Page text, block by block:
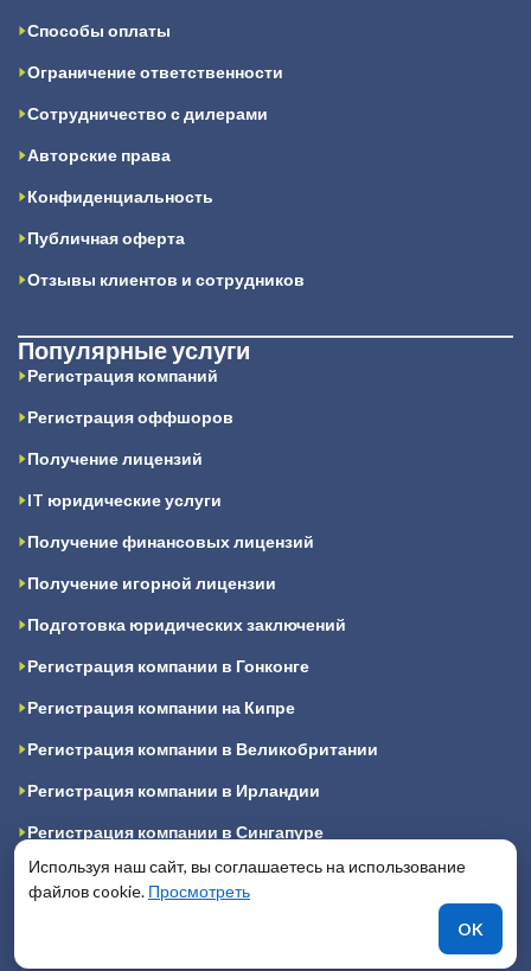
Способы оплаты
Ограничение ответственности
Сотрудничество с дилерами
Авторские права
Конфиденциальность
Публичная оферта
Отзывы клиентов и сотрудников
Популярные услуги
Регистрация компаний
Регистрация оффшоров
Получение лицензий
IT юридические услуги
Получение финансовых лицензий
Получение игорной лицензии
Подготовка юридических заключений
Регистрация компании в Гонконге
Регистрация компании на Кипре
Регистрация компании в Великобритании
Регистрация компании в Ирландии
Регистрация компании в Сингапуре
Регистрация компании в Канаде
Используя наш сайт, вы соглашаетесь на использование
файлов cookie. Просмотреть
OK